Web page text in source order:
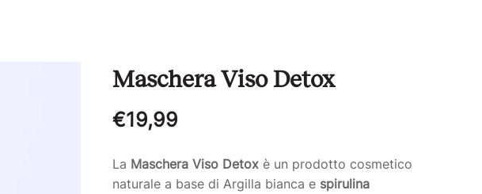
Maschera Viso Detox
Prezzo
listino
€19,99
La Maschera Viso Detox è un prodotto cosmetico
naturale a base di Argilla bianca e spirulina